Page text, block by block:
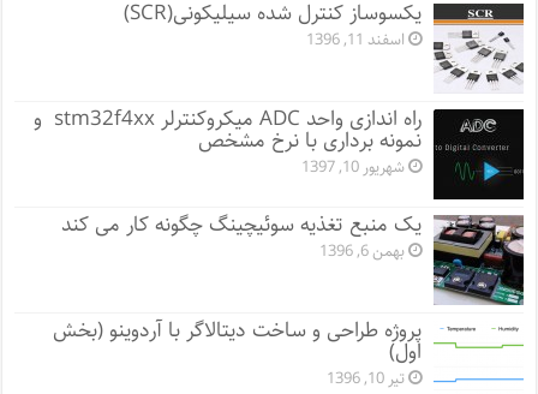
یکسوساز کنترل شده سیلیکونی(SCR)
اسفند 11, 1396
راه اندازی واحد ADC میکروکنترلر stm32f4xx و
نمونه برداری با نرخ مشخص
شهریور 10, 1397
یک منبع تغذیه سوئیچینگ چگونه کار می کند
بهمن 6, 1396
پروژه طراحی و ساخت دیتالاگر با آردوینو (بخش
اول)
تیر 10, 1396